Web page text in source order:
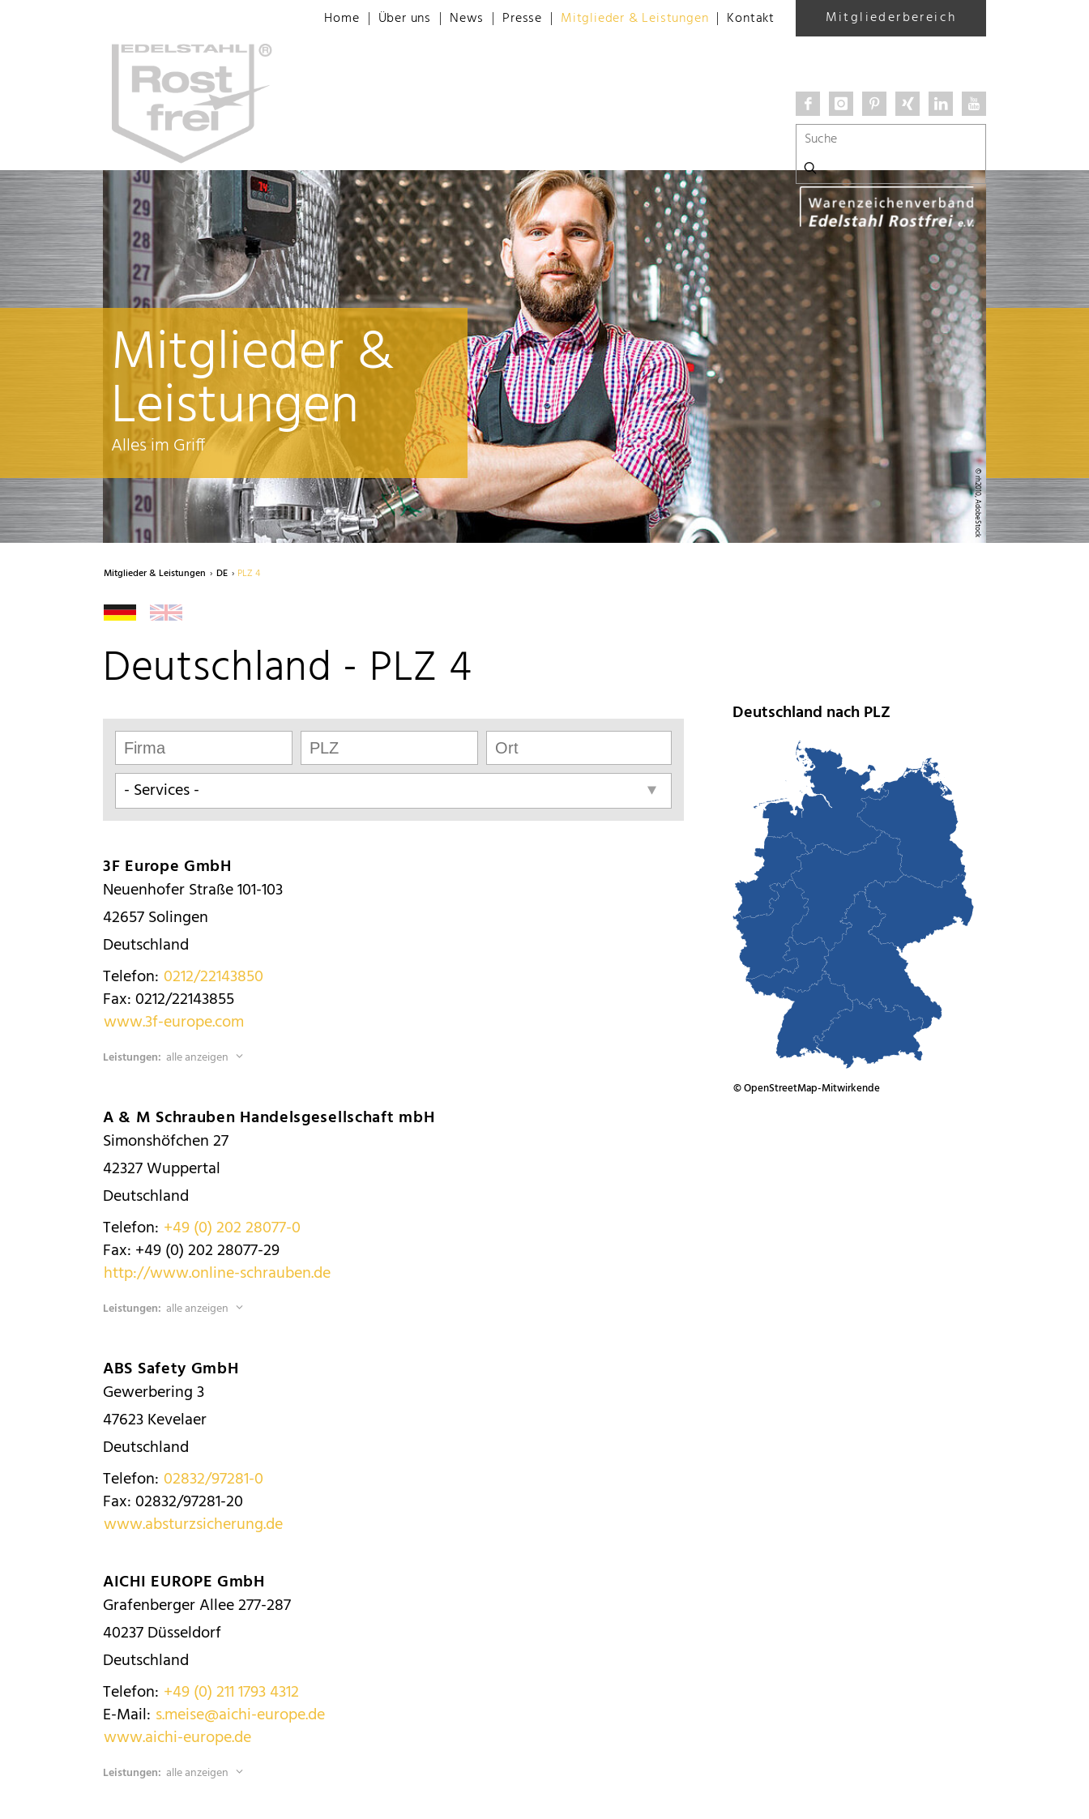
Home Über uns News Presse Mitglieder & Leistungen Kontakt Mitgliederbereich
© rh2010, AdobeStock
Mitglieder &
Leistungen
Alles im Griff
Mitglieder & Leistungen DE PLZ 4
Deutschland - PLZ 4
3F Europe GmbH
Neuenhofer Straße 101-103
42657Solingen
Deutschland
Telefon: 0212/22143850
Fax:0212/22143855
www.3f-europe.com
Leistungen: alle anzeigen
A & M Schrauben Handelsgesellschaft mbH
Simonshöfchen 27
42327Wuppertal
Deutschland
Telefon: +49 (0) 202 28077-0
Fax: +49 (0) 202 28077-29
http://www.online-schrauben.de
Leistungen: alle anzeigen
ABS Safety GmbH
Gewerbering 3
47623Kevelaer
Deutschland
Telefon: 02832/97281-0
Fax:02832/97281-20
www.absturzsicherung.de
AICHI EUROPE GmbH
Grafenberger Allee 277-287
40237Düsseldorf
Deutschland
Telefon: +49 (0) 211 1793 4312
E-Mail: s.meise@aichi-europe.de
www.aichi-europe.de
Leistungen: alle anzeigen
Deutschland nach PLZ
© OpenStreetMap-Mitwirkende